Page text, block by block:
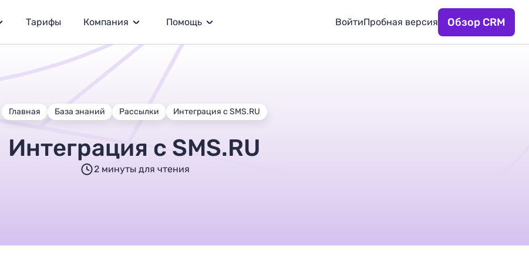
Тарифы Компания Помощь ВойтиПробная версия Обзор CRM
Главная База знаний Рассылки Интеграция с SMS.RU
Интеграция с SMS.RU
2 минуты для чтения